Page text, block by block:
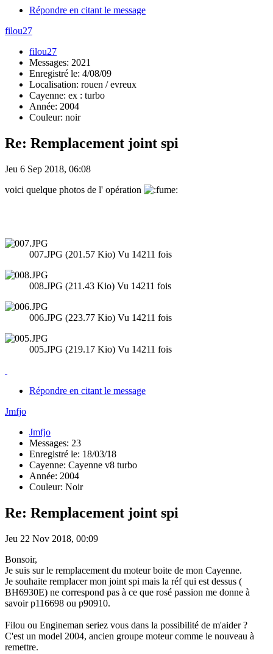
Répondre en citant le message
filou27
filou27
Messages: 2021
Enregistré le: 4/08/09
Localisation: rouen / evreux
Cayenne: ex : turbo
Année: 2004
Couleur: noir
Re: Remplacement joint spi
Jeu 6 Sep 2018, 06:08
voici quelque photos de l' opération
007.JPG (201.57 Kio) Vu 14211 fois
008.JPG (211.43 Kio) Vu 14211 fois
006.JPG (223.77 Kio) Vu 14211 fois
005.JPG (219.17 Kio) Vu 14211 fois
Répondre en citant le message
Jmfjo
Jmfjo
Messages: 23
Enregistré le: 18/03/18
Cayenne: Cayenne v8 turbo
Année: 2004
Couleur: Noir
Re: Remplacement joint spi
Jeu 22 Nov 2018, 00:09
Bonsoir,
Je suis sur le remplacement du moteur boite de mon Cayenne.
Je souhaite remplacer mon joint spi mais la réf qui est dessus (
BH6930E) ne correspond pas à ce que rosé passion me donne à
savoir p116698 ou p90910.
Filou ou Engineman seriez vous dans la possibilité de m'aider ?
C'est un model 2004, ancien groupe moteur comme le nouveau à
remettre.